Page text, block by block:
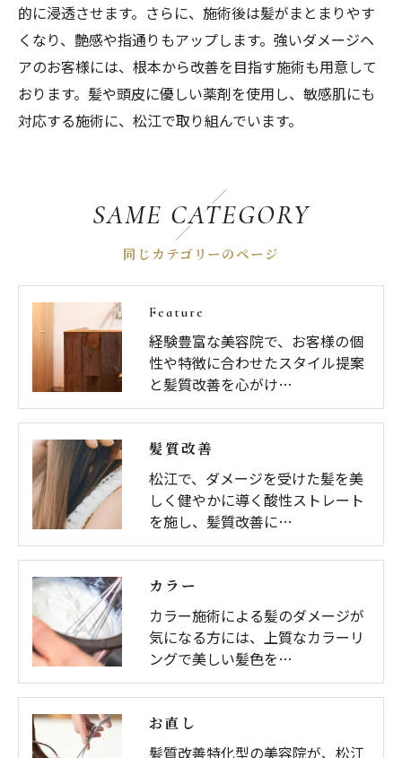
的に浸透させます。さらに、施術後は髪がまとまりやす
くなり、艶感や指通りもアップします。強いダメージヘ
アのお客様には、根本から改善を目指す施術も用意して
おります。髪や頭皮に優しい薬剤を使用し、敏感肌にも
対応する施術に、松江で取り組んでいます。
同じカテゴリーのページ
SAME CATEGORY
Feature
経験豊富な美容院で、お客様の個
性や特徴に合わせたスタイル提案
と髪質改善を心がけ…
髪質改善
松江で、ダメージを受けた髪を美
しく健やかに導く酸性ストレート
を施し、髪質改善に…
カラー
カラー施術による髪のダメージが
気になる方には、上質なカラーリ
ングで美しい髪色を…
お直し
髪質改善特化型の美容院が、松江